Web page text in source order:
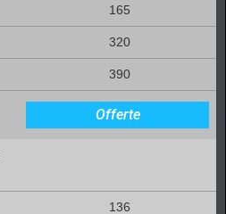
165
320
390
Offerte
136